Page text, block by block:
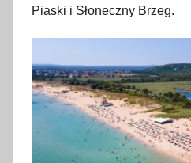
Piaski i Słoneczny Brzeg.